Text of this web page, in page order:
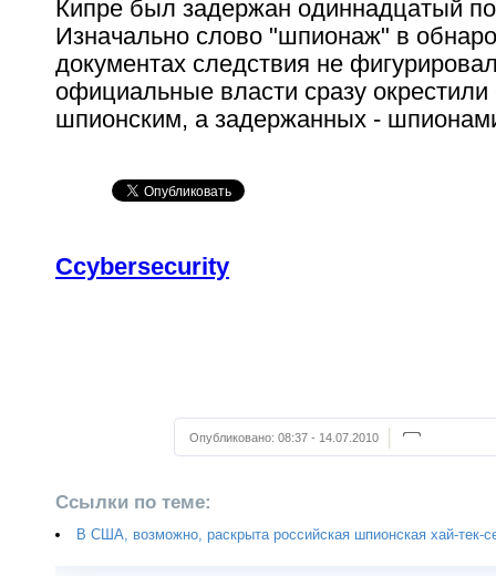
Кипре был задержан одиннадцатый
Изначально слово "шпионаж" в
документах следствия не
официальные власти сразу окрестили
шпионским, а задержанных -
Ccybersecurity
Опубликовано: 08:37 - 14.07.2010
Ссылки по теме:
В США, возможно, раскрыта российская шпионская хай-тек-